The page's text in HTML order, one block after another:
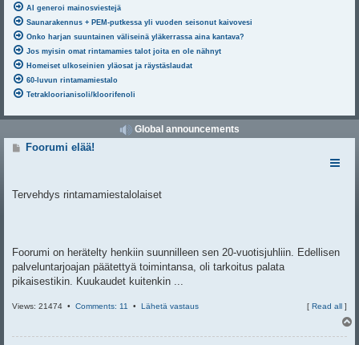
AI generoi mainosviestejä
Saunarakennus + PEM-putkessa yli vuoden seisonut kaivovesi
Onko harjan suuntainen väliseinä yläkerrassa aina kantava?
Jos myisin omat rintamamies talot joita en ole nähnyt
Homeiset ulkoseinien yläosat ja räystäslaudat
60-luvun rintamamiestalo
Tetrakloorianisoli/kloorifenoli
Global announcements
V
t
Foorumi elää!
Tervehdys rintamamiestalolaiset
Foorumi on herätelty henkiin suunnilleen sen 20-vuotisjuhliin. Edellisen
palveluntarjoajan päätettyä toimintansa, oli tarkoitus palata
pikaisestikin. Kuukaudet kuitenkin ...
Views: 21474 • Comments: 11 • Lähetä vastaus [ Read all ]